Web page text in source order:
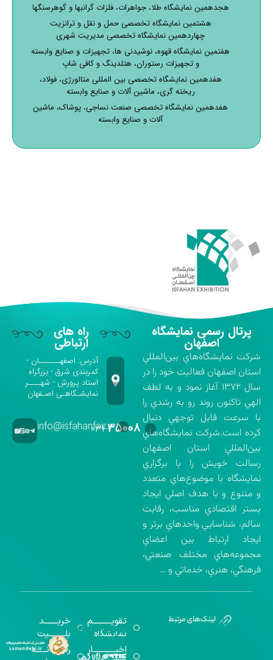
هجدهمین نمایشگاه طلا، جواهرات، فلزات گرانبها و گوهرسنگها
هشتمین نمایشگاه تخصصی حمل و نقل و ترانزیت
چهاردهمین نمایشگاه تخصصی مدیریت شهری
هفتمین نمایشگاه قهوه، نوشیدنی ها، تجهیزات و صنایع وابسته
و تجهیزات رستوران، هتلدینگ و کافی شاپ
هفدهمین نمایشگاه تخصصی بین المللی متالورژی، فولاد،
ریخته گری، ماشین آلات و صنایع وابسته
هفدهمین نمایشگاه تخصصی صنعت نساجی، پوشاک، ماشین
آلات و صنایع وابسته
پرتال رسمی نمایشگاه
اصفهان
شركت نمايشگاه‌هاي بين‌المللي
استان اصفهان فعاليت خود را در
سال ۱۳۷۲ آغاز نمود و به لطف
الهي تاكنون روند رو به رشدي را
با سرعت قابل توجهي دنبال
كرده است.شركت نمايشگاه‌هاي
بين‌المللي استان اصفهان
رسالت خويش را با برگزاري
نمايشگاه با موضوع‌هاي متعدد
و متنوع و با هدف اصلي ايجاد
بستر اقتصادي مناسب، رقابت
سالم، شناسايي واحدهاي برتر و
ايجاد ارتباط بين اعضاي
مجموعه‌هاي مختلف صنعتي،
فرهنگي، هنري، خدماتي و …
راه های
ارتباطی
آدرس: اصفهـــــــان -
کمربندی شرق - بزرگراه
استاد پرورش - شهــــر
نمایشـگاهـی اصـفهان
۰۳۱-۳۵۰۰۸info@isfahanfair.ir
تقویــــــــــم
نمایشگاه
اخبــــــــــــار
خریـــــــد
بلـــــــــیت
رســـــانــــــه
گواهینامه‌های
اخذ شده